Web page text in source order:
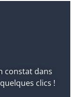
constat dans
clics !